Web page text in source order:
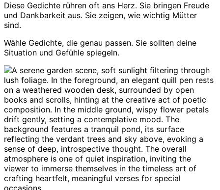
Diese Gedichte rühren oft ans Herz. Sie bringen Freude
und Dankbarkeit aus. Sie zeigen, wie wichtig Mütter
sind.
Wähle Gedichte, die genau passen. Sie sollten deine
Situation und Gefühle spiegeln.